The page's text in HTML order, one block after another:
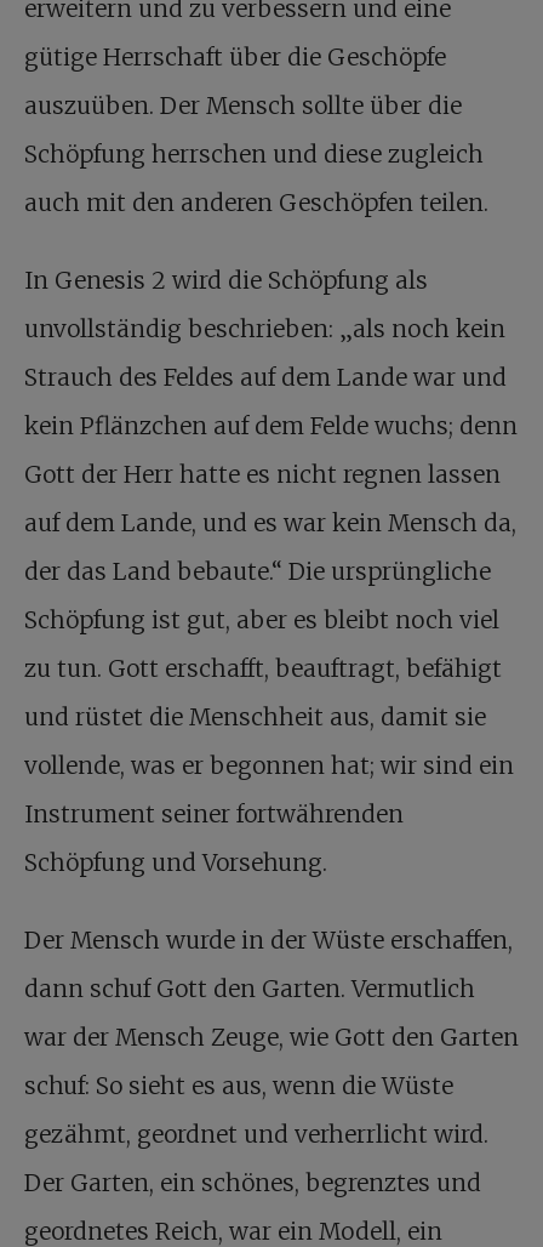
erweitern und zu verbessern und eine
gütige Herrschaft über die Geschöpfe
auszuüben. Der Mensch sollte über die
Schöpfung herrschen und diese zugleich
auch mit den anderen Geschöpfen teilen.
In Genesis 2 wird die Schöpfung als
unvollständig beschrieben: „als noch kein
Strauch des Feldes auf dem Lande war und
kein Pflänzchen auf dem Felde wuchs; denn
Gott der Herr hatte es nicht regnen lassen
auf dem Lande, und es war kein Mensch da,
der das Land bebaute.“ Die ursprüngliche
Schöpfung ist gut, aber es bleibt noch viel
zu tun. Gott erschafft, beauftragt, befähigt
und rüstet die Menschheit aus, damit sie
vollende, was er begonnen hat; wir sind ein
Instrument seiner fortwährenden
Schöpfung und Vorsehung.
Der Mensch wurde in der Wüste erschaffen,
dann schuf Gott den Garten. Vermutlich
war der Mensch Zeuge, wie Gott den Garten
schuf: So sieht es aus, wenn die Wüste
gezähmt, geordnet und verherrlicht wird.
Der Garten, ein schönes, begrenztes und
geordnetes Reich, war ein Modell, ein